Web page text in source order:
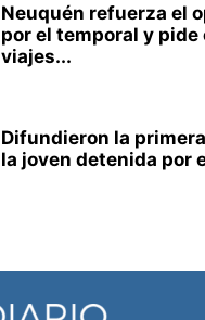
Neuquén refuerza el
por el temporal y pide
viajes...
Difundieron la
la joven detenida por